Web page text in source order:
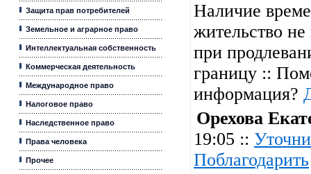
Защита прав потребителей
Земельное и аграрное право
Интеллектуальная собственность
Коммерческая деятельность
Международное право
Налоговое право
Наследственное право
Права человека
Прочее
Наличие
жительство
при
границу ::
информация?
Орехова
19:05 ::
Поблагодарить